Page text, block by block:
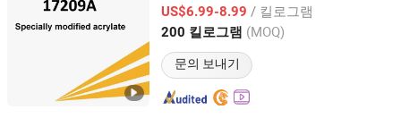
US$6.99-8.99 / 킬로그램
200 킬로그램 (MOQ)
문의 보내기
Guangdong, China 이후 2024